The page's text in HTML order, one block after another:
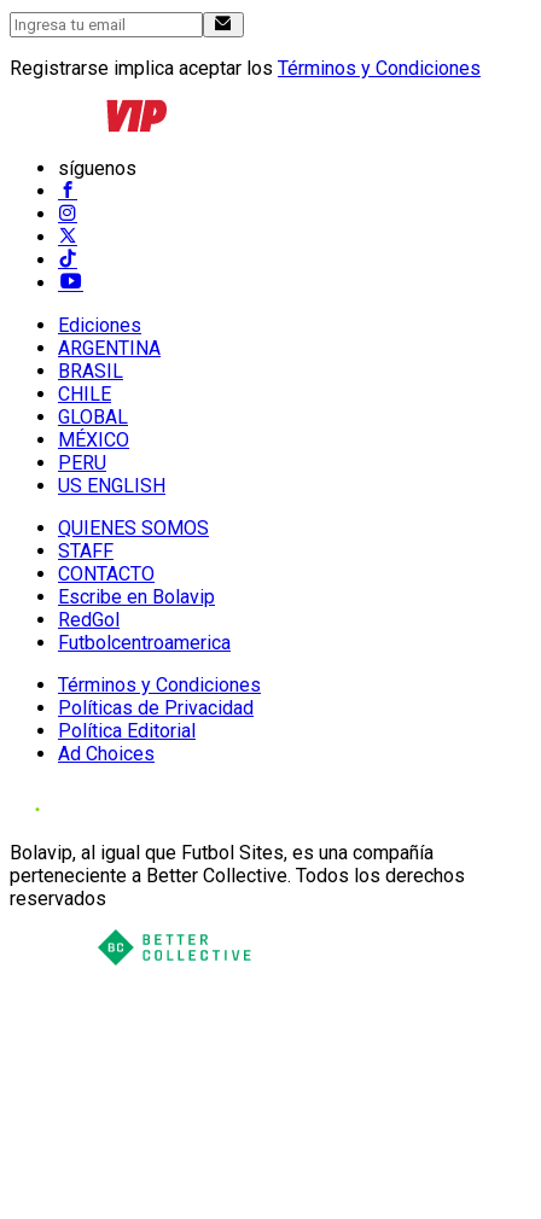
Registrarse implica aceptar los Términos y Condiciones
síguenos
Ediciones
ARGENTINA
BRASIL
CHILE
GLOBAL
MÉXICO
PERU
US ENGLISH
QUIENES SOMOS
STAFF
CONTACTO
Escribe en Bolavip
RedGol
Futbolcentroamerica
Términos y Condiciones
Políticas de Privacidad
Política Editorial
Ad Choices
Bolavip, al igual que Futbol Sites, es una compañía
perteneciente a Better Collective. Todos los derechos
reservados